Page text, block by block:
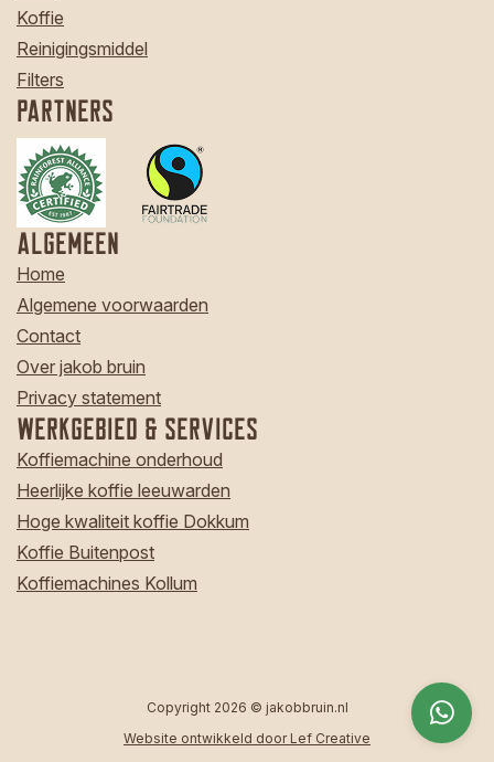
Koffie
Reinigingsmiddel
Filters
Partners
Algemeen
Home
Algemene voorwaarden
Contact
Over jakob bruin
Privacy statement
Werkgebied & Services
Koffiemachine onderhoud
Heerlijke koffie leeuwarden
Hoge kwaliteit koffie Dokkum
Koffie Buitenpost
Koffiemachines Kollum
Copyright 2026 © jakobbruin.nl
Website ontwikkeld door Lef Creative